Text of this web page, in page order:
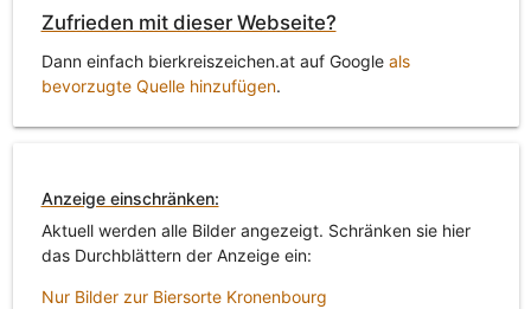
Zufrieden mit dieser Webseite?
Dann einfach bierkreiszeichen.at auf Google als
bevorzugte Quelle hinzufügen.
Anzeige einschränken:
Aktuell werden alle Bilder angezeigt. Schränken sie hier
das Durchblättern der Anzeige ein:
Nur Bilder zur Biersorte Kronenbourg